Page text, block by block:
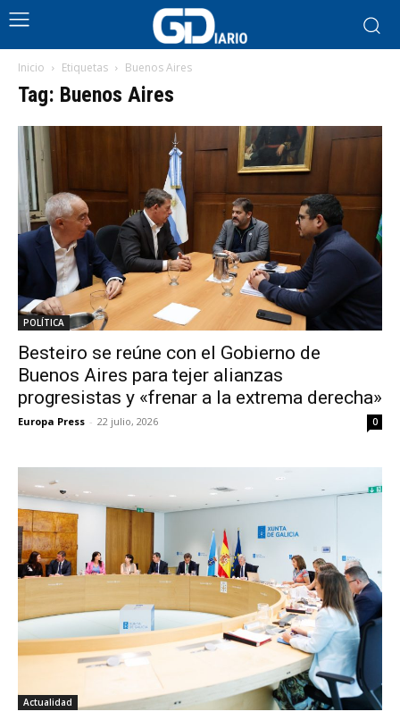
Inicio Etiquetas Buenos Aires
Tag: Buenos Aires
POLÍTICA
Besteiro se reúne con el Gobierno de
Buenos Aires para tejer alianzas
progresistas y «frenar a la extrema derecha»
Europa Press - 22 julio, 2026 0
Actualidad